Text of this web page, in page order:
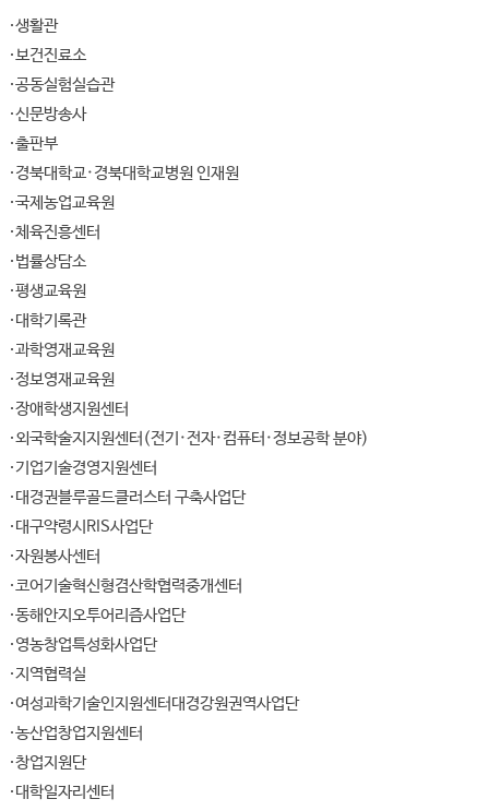
생활관
보건진료소
공동실험실습관
신문방송사
출판부
경북대학교·경북대학교병원 인재원
국제농업교육원
체육진흥센터
법률상담소
평생교육원
대학기록관
과학영재교육원
정보영재교육원
장애학생지원센터
외국학술지지원센터(전기·전자·컴퓨터·정보공학 분야)
기업기술경영지원센터
대경권블루골드클러스터 구축사업단
대구약령시RIS사업단
자원봉사센터
코어기술혁신형겸산학협력중개센터
동해안지오투어리즘사업단
영농창업특성화사업단
지역협력실
여성과학기술인지원센터대경강원권역사업단
농산업창업지원센터
창업지원단
대학일자리센터